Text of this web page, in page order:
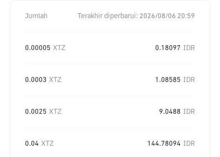
Jumlah Terakhir diperbarui: 2026/08/06 20:59
0.00005 XTZ 0.18097 IDR
0.0003 XTZ 1.08585 IDR
0.0025 XTZ 9.0488 IDR
0.04 XTZ 144.78094 IDR